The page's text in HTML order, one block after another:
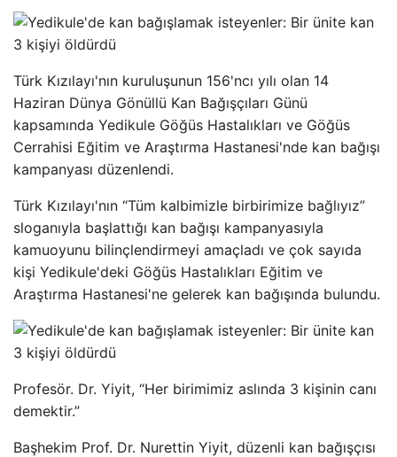
Türk Kızılayı'nın kuruluşunun 156'ncı yılı olan 14
Haziran Dünya Gönüllü Kan Bağışçıları Günü
kapsamında Yedikule Göğüs Hastalıkları ve Göğüs
Cerrahisi Eğitim ve Araştırma Hastanesi'nde kan bağışı
kampanyası düzenlendi.
Türk Kızılayı'nın “Tüm kalbimizle birbirimize bağlıyız”
sloganıyla başlattığı kan bağışı kampanyasıyla
kamuoyunu bilinçlendirmeyi amaçladı ve çok sayıda
kişi Yedikule'deki Göğüs Hastalıkları Eğitim ve
Araştırma Hastanesi'ne gelerek kan bağışında bulundu.
Profesör. Dr. Yiyit, “Her birimimiz aslında 3 kişinin canı
demektir.”
Başhekim Prof. Dr. Nurettin Yiyit, düzenli kan bağışçısı